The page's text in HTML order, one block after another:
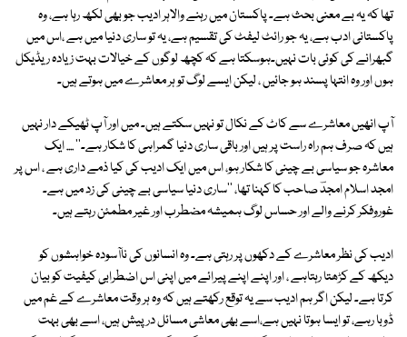
تھا کہ یہ بے معنی بحث ہے۔ پاکستان میں رہنے والاہر ادیب جو بھی لکھ رہا ہے، وہ
پاکستانی ادب ہے، یہ جو رائٹ لیفٹ کی تقسیم ہے، یہ تو ساری دنیا میں ہے ،اس میں
گبھرانے کی کوئی بات نہیں۔ہوسکتا ہے کہ کچھ لوگوں کے خیالات بہت زیادہ ریڈیکل
ہوں اور وہ انتہا پسند ہو جائیں ، لیکن ایسے لوگ تو ہر معاشرے میں ہوتے ہیں۔
آپ انھیں معاشرے سے کاٹ کے نکال تو نہیں سکتے ہیں۔ میں اور آپ ٹھیکے دار نہیں
ہیں کہ صرف ہم راہ راست پر ہیں اور باقی ساری دنیا گمراہی کا شکار ہے۔'' .... ایک
معاشرہ جو سیاسی بے چینی کا شکار ہو، اس میں ایک ادیب کی کیا ذمے داری ہے ، اس پر
امجد اسلام امجدؔ صاحب کا کہنا تھا، ''ساری دنیا سیاسی بے چینی کی زد میں ہے۔
غوروفکر کرنے والے اور حساس لوگ ہمیشہ مضطرب اور غیر مطمئن رہتے ہیں۔
ادیب کی نظر معاشرے کے دکھوں پر رہتی ہے۔ وہ انسانوں کی ناآسودہ خواہشوں کو
دیکھ کے کڑھتا رہتاہے ، اور اپنے اپنے پیرائے میں اپنی اس اضطرابی کیفیت کو بیان
کرتا ہے۔ لیکن اگر ہم ادیب سے یہ توقع رکھتے ہیں کہ وہ ہر وقت معاشرے کے غم میں
ڈوبا رہے، تو ایسا ہوتا نہیں ہے،اسے بھی معاشی مسائل درپیش ہیں، اسے بھی بہت